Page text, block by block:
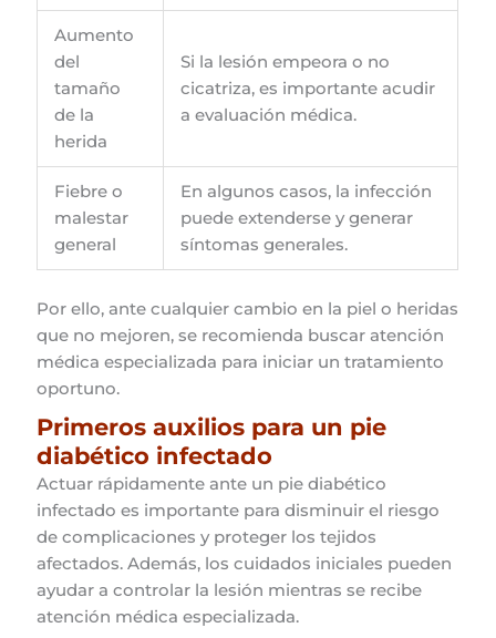
Aumento
del
tamaño
de la
herida
Si la lesión empeora o no
cicatriza, es importante acudir
a evaluación médica.
Fiebre o
malestar
general
En algunos casos, la infección
puede extenderse y generar
síntomas generales.
Por ello, ante cualquier cambio en la piel o heridas
que no mejoren, se recomienda buscar atención
médica especializada para iniciar un tratamiento
oportuno.
Primeros auxilios para un pie
diabético infectado
Actuar rápidamente ante un pie diabético
infectado es importante para disminuir el riesgo
de complicaciones y proteger los tejidos
afectados. Además, los cuidados iniciales pueden
ayudar a controlar la lesión mientras se recibe
atención médica especializada.